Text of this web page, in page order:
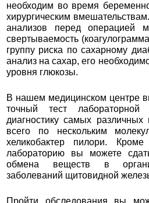
необходим во время
хирургическим
анализов перед операцией
свертываемость
группу риска по сахарному
анализ на сахар, его
уровня глюкозы.
В нашем медицинском центре
точный тест
диагностику самых различных
всего по нескольким
хеликобактер пилори.
лабораторию вы можете
обмена веществ в
заболеваний щитовидной
Пройти обследования вы